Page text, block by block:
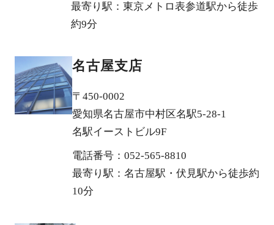
最寄り駅：東京メトロ表参道駅から徒歩
約9分
名古屋支店
〒450-0002
愛知県名古屋市中村区名駅5-28-1
名駅イーストビル9F
電話番号：052-565-8810
最寄り駅：名古屋駅・伏見駅から徒歩約
10分